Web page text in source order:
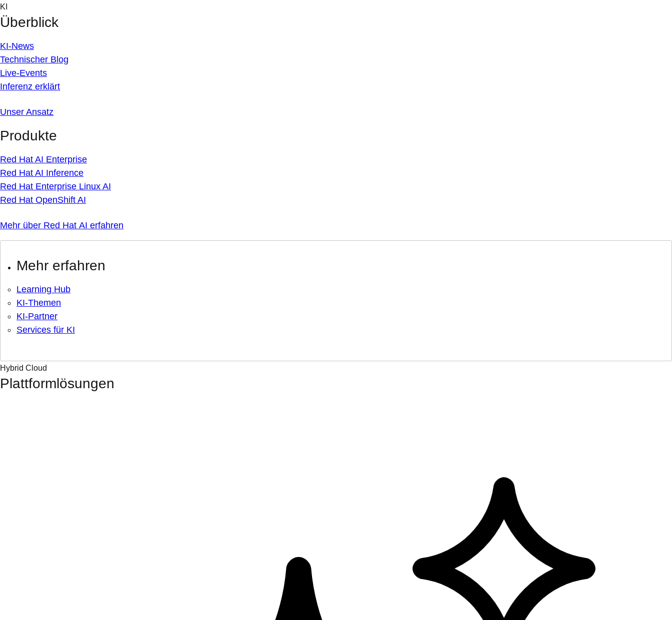
Skip
to
content
KI
Überblick
KI-News
Technischer Blog
Live-Events
Inferenz erklärt
Unser Ansatz
Produkte
Red Hat AI Enterprise
Red Hat AI Inference
Red Hat Enterprise Linux AI
Red Hat OpenShift AI
Mehr über Red Hat AI erfahren
Mehr erfahren
Learning Hub
KI-Themen
KI-Partner
Services für KI
Hybrid Cloud
Plattformlösungen